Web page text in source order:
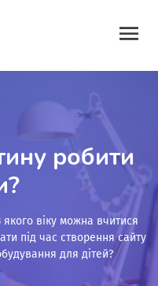
робити
віку можна вчитися
під час створення сайту
для дітей?